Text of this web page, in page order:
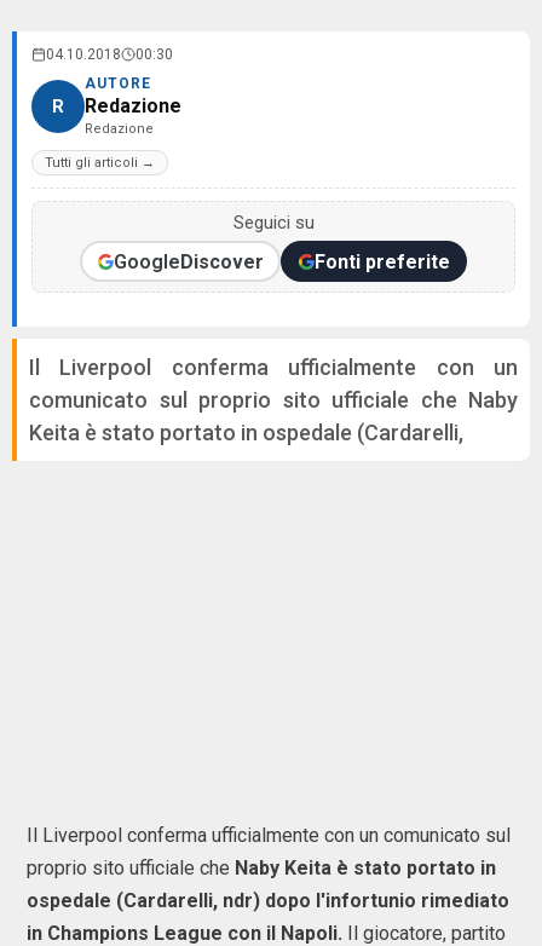
04.10.2018 00:30
R
AUTORE
Redazione
Redazione
Tutti gli articoli →
Seguici su
GoogleDiscover Fonti preferite
Il Liverpool conferma ufficialmente con un
comunicato sul proprio sito ufficiale che Naby
Keita è stato portato in ospedale (Cardarelli,
Il Liverpool conferma ufficialmente con un comunicato sul
proprio sito ufficiale che Naby Keita è stato portato in
ospedale (Cardarelli, ndr) dopo l'infortunio rimediato
in Champions League con il Napoli. Il giocatore, partito